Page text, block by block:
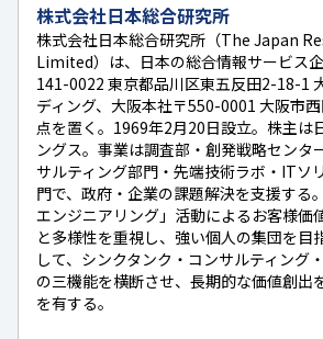
株式会社日本総合研究所
株式会社日本総合研究所（The Japan
Limited）は、日本の総合情報サービス
141-0022 東京都品川区東五反田2-18-1
ディング、大阪本社〒550-0001 大阪市
点を置く。1969年2月20日設立。株主は
ングス。事業は調査部・創発戦略センタ
サルティング部門・先端技術ラボ・ITソ
門で、政府・企業の課題解決を支援する
エンジニアリング」活動によるお客様価
と多様性を重視し、強い個人の集団を目
して、シンクタンク・コンサルティング
の三機能を横断させ、長期的な価値創出
を有する。